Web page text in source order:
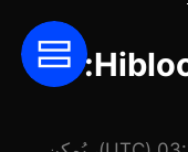
حاسبة تبديل Hiblocks USD: